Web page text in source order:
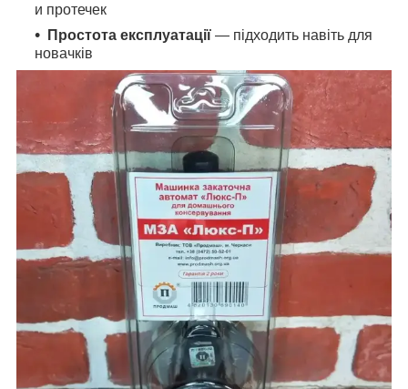
и протечек
Простота експлуатації — підходить навіть для
новачків